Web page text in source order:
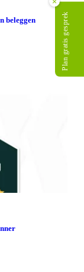
beleggen Plan gratis gesprek